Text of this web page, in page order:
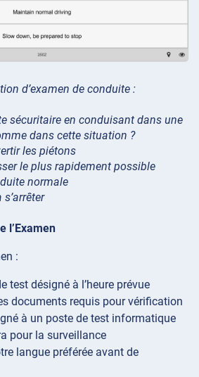
d’examen de conduite :
sécuritaire en conduisant dans une
dans cette situation ?
les piétons
le plus rapidement possible
normale
l’Examen
:
test désigné à l’heure prévue
documents requis pour vérification
à un poste de test informatique
pour la surveillance
langue préférée avant de